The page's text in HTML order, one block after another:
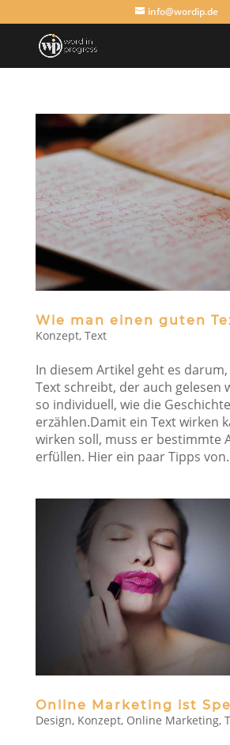
info@wordip.de
Wie man einen guten
Konzept, Text
In diesem Artikel geht es
Text schreibt, der auch gelesen
so individuell, wie die
erzählen.Damit ein Text wirken
wirken soll, muss er bestimmte
erfüllen. Hier ein paar Tipps
Online Marketing ist
Design, Konzept, Online Marketing,